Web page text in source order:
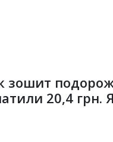
зошит
20,4 грн.